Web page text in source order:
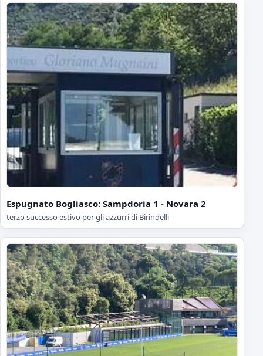
Espugnato Bogliasco: Sampdoria 1 - Novara 2
terzo successo estivo per gli azzurri di Birindelli